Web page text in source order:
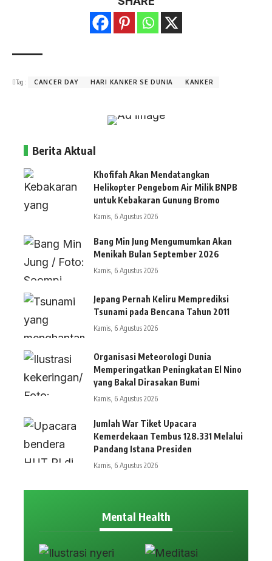
Tag : CANCER DAY HARI KANKER SE DUNIA KANKER
Berita Aktual
Khofifah Akan Mendatangkan
Helikopter Pengebom Air Milik BNPB
untuk Kebakaran Gunung Bromo
Kamis, 6 Agustus 2026
Bang Min Jung Mengumumkan Akan
Menikah Bulan September 2026
Kamis, 6 Agustus 2026
Jepang Pernah Keliru Memprediksi
Tsunami pada Bencana Tahun 2011
Kamis, 6 Agustus 2026
Organisasi Meteorologi Dunia
Memperingatkan Peningkatan El Nino
yang Bakal Dirasakan Bumi
Kamis, 6 Agustus 2026
Jumlah War Tiket Upacara
Kemerdekaan Tembus 128.331 Melalui
Pandang Istana Presiden
Kamis, 6 Agustus 2026
Mental Health